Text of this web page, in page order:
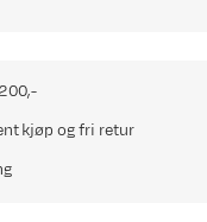
kjøp og fri retur